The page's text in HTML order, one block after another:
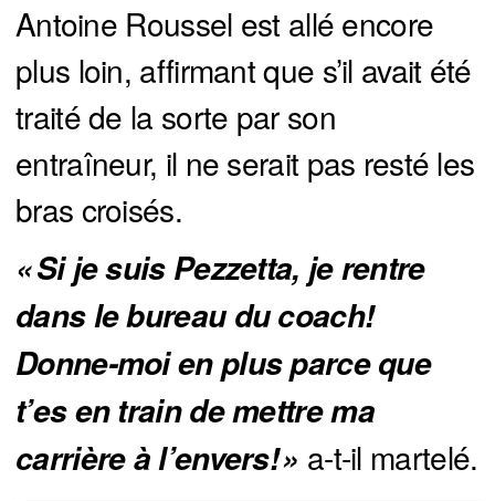
Antoine Roussel est allé encore
plus loin, affirmant que s’il avait été
traité de la sorte par son
entraîneur, il ne serait pas resté les
bras croisés.
« Si je suis Pezzetta, je rentre
dans le bureau du coach!
Donne-moi en plus parce que
t’es en train de mettre ma
carrière à l’envers! » a-t-il martelé.